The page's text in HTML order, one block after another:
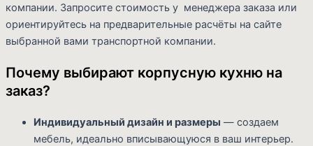
компании. Запросите стоимость у менеджера заказа или
ориентируйтесь на предварительные расчёты на сайте
выбранной вами транспортной компании.
Почему выбирают корпусную кухню на
заказ?
Индивидуальный дизайн и размеры — создаем
мебель, идеально вписывающуюся в ваш интерьер.